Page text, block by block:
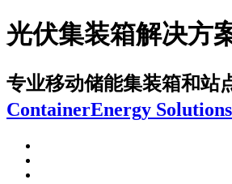
光伏集装箱解决方
专业移动储能集装箱和站
ContainerEnergy Solutions